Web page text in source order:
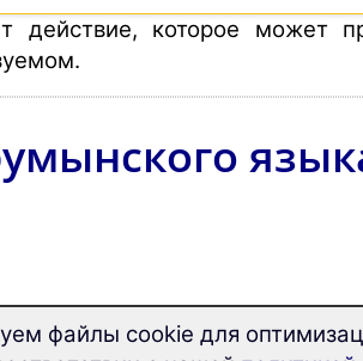
действие, которое может
файлы cookie для